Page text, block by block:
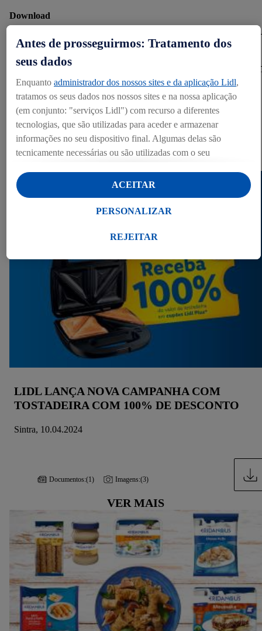
Download
DOWNLOAD (4.65 MB)
Partilhar
ANEXOS
Press kits (1)
LIDL LANÇA NOVA CAMPANHA COM
TOSTADEIRA COM 100% DE DESCONTO
Sintra, 10.04.2024
Documentos:(1) Imagens:(3)
VER MAIS
Antes de prosseguirmos: Tratamento dos
seus dados
Enquanto administrador dos nossos sites e da aplicação Lidl,
tratamos os seus dados nos nossos sites e na nossa aplicação
(em conjunto: "serviços Lidl") com recurso a diferentes
tecnologias, que são utilizadas para aceder e armazenar
informações no seu dispositivo final. Algumas delas são
tecnicamente necessárias ou são utilizadas com o seu
estatísticas ou para publicidade personalizada dentro e fora dos
serviços Lidl. Se for membro do programa Lidl Plus, os dados
relativos ao seu comportamento de compra na loja também
Ao clicar em "Personalizar", pode autorizar finalidades de
sobre o tratamento de dados.
Ao clicar em "Rejeitar", só pode autorizar a utilização das
tecnologias necessárias. Ao clicar em "Aceitar", está a
consentir todo o tratamento para todos os fins acima indicados.
Para mais informações, incluindo sobre o prazo de
conservação dos dados e o direito de retirar o seu
consentimento em qualquer altura, com efeitos para o futuro,
REJEITAR
PERSONALIZAR
ACEITAR